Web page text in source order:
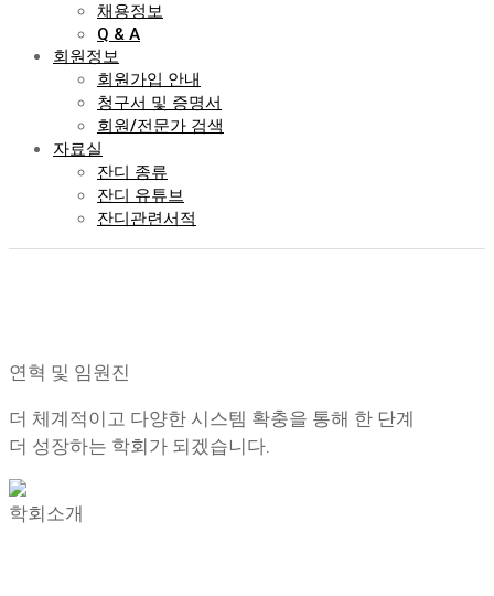
채용정보
Q & A
회원정보
회원가입 안내
청구서 및 증명서
회원/전문가 검색
자료실
잔디 종류
잔디 유튜브
잔디관련서적
연혁 및 임원진
더 체계적이고 다양한 시스템 확충을 통해 한 단계
더 성장하는 학회가 되겠습니다.
학회소개